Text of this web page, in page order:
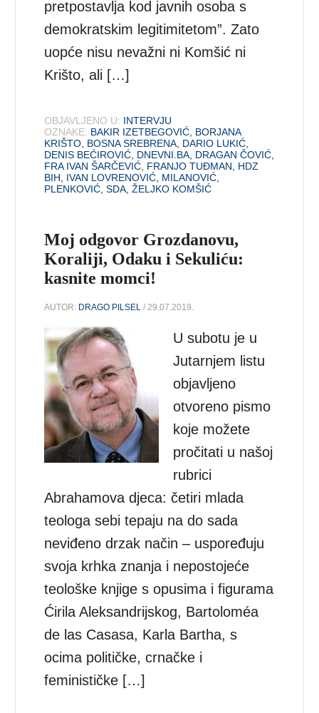
pretpostavlja kod javnih osoba s
demokratskim legitimitetom”. Zato
uopće nisu nevažni ni Komšić ni
Krišto, ali […]
OBJAVLJENO U: INTERVJU
OZNAKE: BAKIR IZETBEGOVIĆ, BORJANA
KRIŠTO, BOSNA SREBRENA, DARIO LUKIĆ,
DENIS BEĆIROVIĆ, DNEVNI.BA, DRAGAN ČOVIĆ,
FRA IVAN ŠARČEVIĆ, FRANJO TUĐMAN, HDZ
BIH, IVAN LOVRENOVIĆ, MILANOVIĆ,
PLENKOVIĆ,SDA,ŽELJKO KOMŠIĆ
Moj odgovor Grozdanovu,
Koraliji, Odaku i Sekuliću:
kasnite momci!
AUTOR: DRAGO PILSEL / 29.07.2019.
U subotu je u
Jutarnjem listu
objavljeno
otvoreno pismo
koje možete
pročitati u našoj
rubrici
Abrahamova djeca: četiri mlada
teologa sebi tepaju na do sada
neviđeno drzak način – uspoređuju
svoja krhka znanja i nepostojeće
teološke knjige s opusima i figurama
Ćirila Aleksandrijskog, Bartoloméa
de las Casasa, Karla Bartha, s
ocima političke, crnačke i
feminističke […]